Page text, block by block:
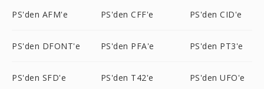
PS'den AFM'e PS'den CFF'e PS'den CID'e
PS'den DFONT'e PS'den PFA'e PS'den PT3'e
PS'den SFD'e PS'den T42'e PS'den UFO'e